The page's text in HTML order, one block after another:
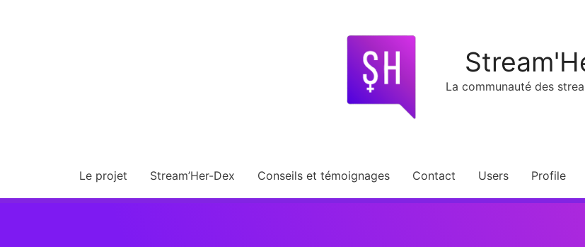
La communauté des
Le projet Stream’Her-Dex Conseils et témoignages Contact Users Profile